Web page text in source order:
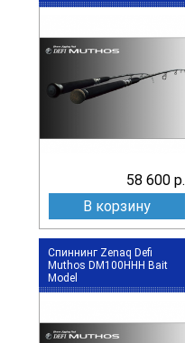
58 600 р.
В корзину
Спиннинг Zenaq Defi
Muthos DM100HHH Bait
Model